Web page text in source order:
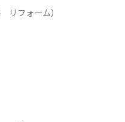
リフォーム）